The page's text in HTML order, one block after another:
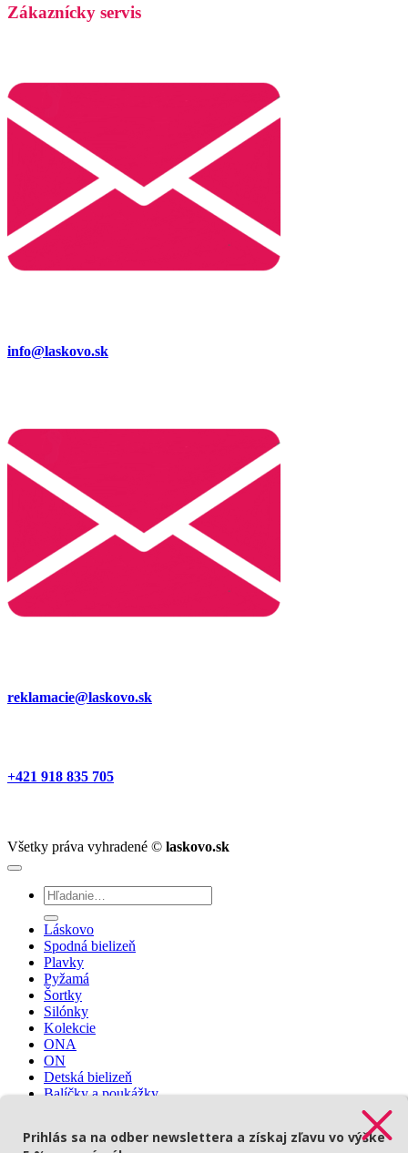
Zákaznícky servis
info@laskovo.sk
reklamacie@laskovo.sk
+421 918 835 705
Všetky práva vyhradené © laskovo.sk
Hľadať:
Láskovo
Spodná bielizeň
Plavky
Pyžamá
Šortky
Silónky
Kolekcie
ONA
ON
Detská bielizeň
Balíčky a poukážky
🇨🇿
Prihlás sa na odber newslettera a získaj zľavu vo výške